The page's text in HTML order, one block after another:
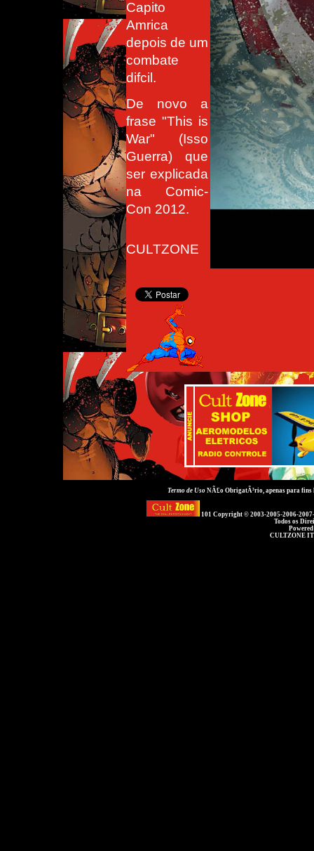
Capito
Amrica
depois de um
combate
difcil.
De novo a
frase "This is
War" (Isso
Guerra) que
ser explicada
na Comic-
Con 2012.
CULTZONE
Termo de UsoNÃ£o ObrigatÃ³rio, apenas para
101 Copyright © 2003-2005-2006-
Todos os
CULTZONE